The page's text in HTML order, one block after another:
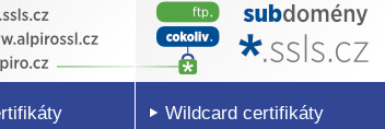
Wildcard certifikáty